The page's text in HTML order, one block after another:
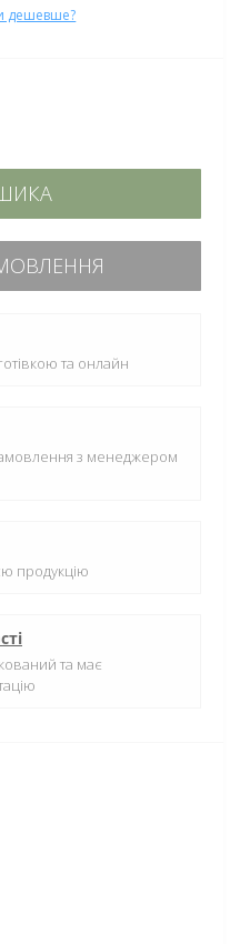
дешевше?
та онлайн
з менеджером
продукцію
та має